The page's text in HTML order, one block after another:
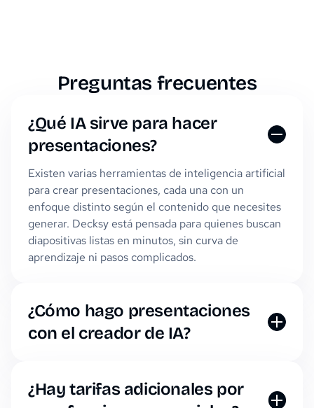
Preguntas frecuentes
¿Qué IA sirve para hacer
presentaciones?
Existen varias herramientas de inteligencia artificial
para crear presentaciones, cada una con un
enfoque distinto según el contenido que necesites
generar. Decksy está pensada para quienes buscan
diapositivas listas en minutos, sin curva de
aprendizaje ni pasos complicados.
¿Cómo hago presentaciones
con el creador de IA?
convertirá en una presentación completa, con
diseños, imágenes y texto ya organizados.
¿Hay tarifas adicionales por